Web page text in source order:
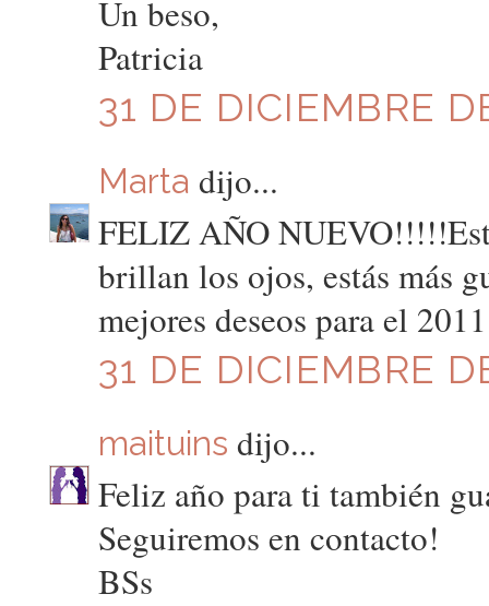
Un beso,
Patricia
31 DE DICIEMBRE
Marta dijo...
FELIZ AÑO
brillan los ojos, estás más
mejores deseos para el
31 DE DICIEMBRE
maituins dijo...
Feliz año para ti también
Seguiremos en contacto!
BSs